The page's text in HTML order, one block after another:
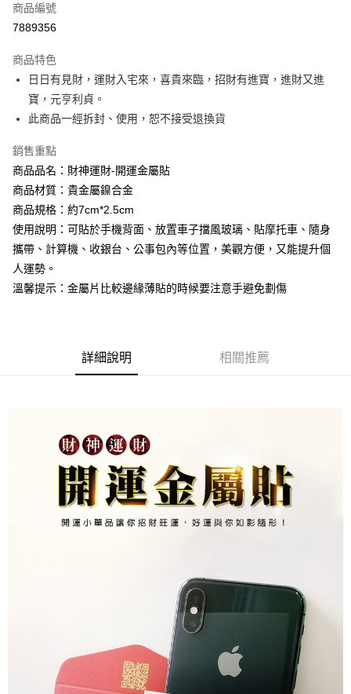
台灣樂天信用卡公司
台新國際商業銀行
台灣樂天信用卡公司
Google Pay
大哥付你分期
相關說明
【大哥付你分期使用說明】
1.本服務由台灣大哥大提供，台灣大哥大用戶可立即使用無須另外申請。
流程，驗證手機門號後，選擇欲分期的期數、繳款截止日，確認付款後即完
成交易。
3.實際核准額度、可分期數及費用金額請依後續交易確認頁面所載為準。
4.訂單成立30分鐘內，如未前往確認交易或遇審核未通過，訂單將自動取
消。如遇「轉專審核」未通過狀況，表示未達大哥付你分期系統評分，恕無
法說明評估內容。
1.分期款項不併入電信帳單，「大哥付你分期」於每月結算日後寄送繳費提
醒簡訊。
2.透過簡訊連結打開帳單後，可選擇「超商條碼／台灣大直營門市／銀行轉
帳／街口支付／iPASS MONEY」等通路繳費。
用戶於交易時，得透過本服務購買商品或服務，並由商店將買賣／分期付款
買賣價金債權讓與本公司後，依約使用本公司帳單繳交帳款。
AFTEE先享後付
相關說明
AFTEE先享後付是「在收到商品之後才付款」的支付方式。 讓您購物簡單
便利好安心！
１．簡單：不需註冊會員、不需綁卡、不需儲值。
２．便利：只要手機號碼，簡訊認證，即可結帳。
３．安心：先確認商品／服務後，再付款。
１．於結帳方式選擇「AFTEE先享後付」後，將跳轉至「AFTEE先享後付」
結帳頁面，進行簡訊認證並確認金額後，即可完成結帳。
購買商品的店家。未經商家同意取消之訂單仍視為有效，需透過AFTEE先享
後付繳納相關費用。
【注意事項】
１．透過由恩沛科技股份有限公司提供之「AFTEE先享後付」服務完成之交
易，需依本服務之必要範圍內提供個人資料，並將交易相關給付款項請求債
權轉讓予恩沛科技股份有限公司。
２．關於個人資料處理事宜，請瀏覽以下網址：
３．未成年的使用者請事先徵得法定代理人或監護人之同意方可使用
時審查核予不同之上限額度；若仍有額度不足之情形，本公司將視審查結果
５．嚴禁一人註冊多個帳號或使用他人資訊註冊。若發現惡意使用之情形，
恩沛科技股份有限公司將有權停止該用戶之使用額度並採取法律行動。
Hami Point
相關說明
「Hami Point」為中華電信所提供之點數服務，可於會員專區綁定中華電信
會員帳號後，即可在購物車使用 Hami Point 折抵消費金額 (1點等於1元)。
貨到付款
運送方式
付款後全家取貨
每筆NT$80，滿NT$1,288(含以上)免運費
付款後萊爾富取貨
每筆NT$80，滿NT$1,288(含以上)免運費
每筆NT$80，滿NT$1,288(含以上)免運費
每筆NT$80，滿NT$1,200(含以上)免運費
每筆NT$150，滿NT$1,500(含以上)免運費
商品編號
7889356
商品特色
日日有見財，運財入宅來，喜貴來臨，招財有進寶，進財又進
寶，元亨利貞。
此商品一經拆封、使用，恕不接受退換貨
銷售重點
商品品名：財神運財-開運金屬貼
商品材質：貴金屬鎳合金
商品規格：約7cm*2.5cm
使用說明：可貼於手機背面、放置車子擋風玻璃、貼摩托車、隨身
攜帶、計算機、收銀台、公事包內等位置，美觀方便，又能提升個
人運勢。
溫馨提示：金屬片比較邊緣薄貼的時候要注意手避免劃傷
詳細說明 相關推薦